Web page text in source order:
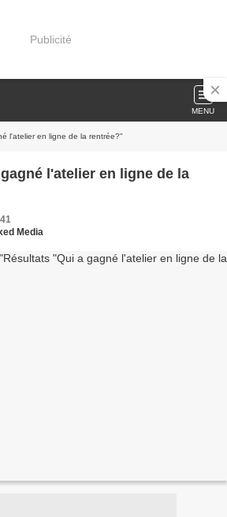
Publicité
MENU
l'atelier en ligne de la rentrée?"
l'atelier en ligne de la
Media